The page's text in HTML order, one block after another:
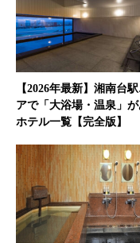
【2026年最新】湘南台駅
アで「大浴場・温泉」が
ホテル一覧【完全版】